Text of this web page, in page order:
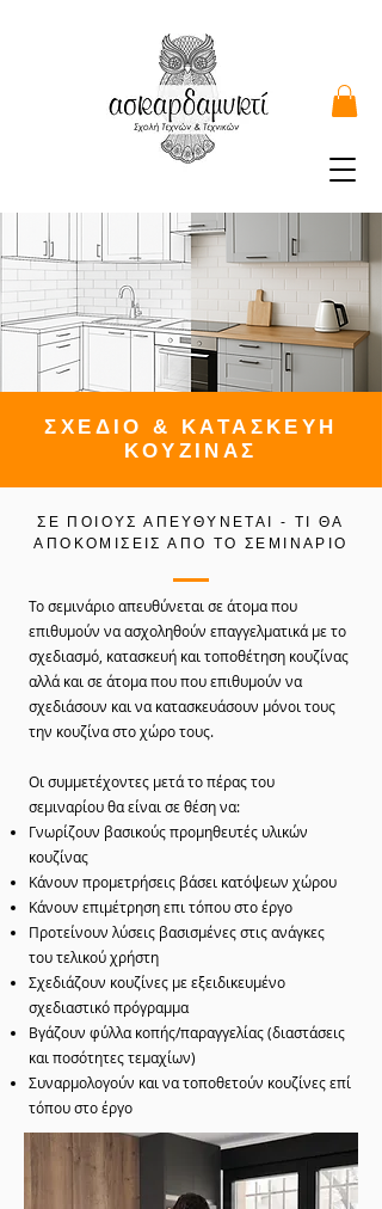
ΣΧΕΔΙΟ & ΚΑΤΑΣΚΕΥΗ
ΚΟΥΖΙΝΑΣ
ΣΕ ΠΟΙΟΥΣ ΑΠΕΥΘΥΝΕΤΑΙ - ΤΙ ΘΑ
ΑΠΟΚΟΜΙΣΕΙΣ ΑΠΟ ΤΟ ΣΕΜΙΝΑΡΙΟ
Το σεμινάριο απευθύνεται σε άτομα που
επιθυμούν να ασχοληθούν επαγγελματικά με το
σχεδιασμό, κατασκευή και τοποθέτηση κουζίνας
αλλά και σε άτομα που που επιθυμούν να
σχεδιάσουν και να κατασκευάσουν μόνοι τους
την κουζίνα στο χώρο τους.
Οι συμμετέχοντες μετά το πέρας του
σεμιναρίου θα είναι σε θέση να:
Γνωρίζουν βασικούς προμηθευτές υλικών
κουζίνας
Κάνουν προμετρήσεις βάσει κατόψεων χώρου
Κάνουν επιμέτρηση επι τόπου στο έργο
Προτείνουν λύσεις βασισμένες στις ανάγκες
του τελικού χρήστη
Σχεδιάζουν κουζίνες με εξειδικευμένο
σχεδιαστικό πρόγραμμα
Βγάζουν φύλλα κοπής/παραγγελίας (διαστάσεις
και ποσότητες τεμαχίων)
Συναρμολογούν και να τοποθετούν κουζίνες επί
τόπου στο έργο